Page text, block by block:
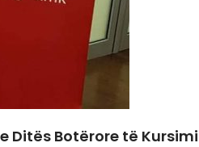
Botërore të Kursimit